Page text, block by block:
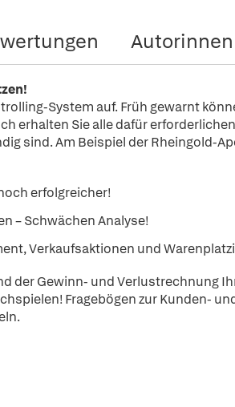
System auf. Früh gewarnt
erhalten Sie alle dafür
sind. Am Beispiel der Rheingold-
erfolgreicher!
– Schwächen Analyse!
Verkaufsaktionen und
der Gewinn- und Verlustrechnung
Fragebögen zur Kunden-